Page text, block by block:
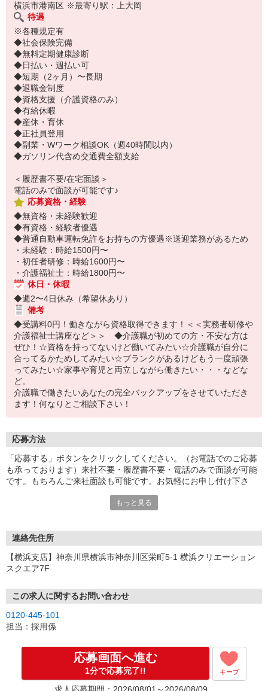
横浜市港南区 ※最寄り駅：上大岡
待遇
※各種規定有
◆社会保険完備
◆無料定期健康診断
◆日払い・週払い可
◆短期（2ヶ月）〜長期
◆退職金制度
◆資格支援（介護資格のみ）
◆有給休暇
◆産休・育休
◆正社員登用
◆副業・Wワーク相談OK（週40時間以内）
◆ガソリン代含め交通費全額支給
＜履歴書不要/在宅面談＞
電話のみで面談が可能です♪
応募資格・経験
◆無資格・未経験歓迎
◆有資格・経験者優遇
◆普通自動車運転免許をお持ちの方優遇※送迎業務があるため
・未経験：時給1500円〜
・初任者研修：時給1600円〜
・介護福祉士：時給1800円〜
休日・休暇
◆週2〜4日休み（希望休あり）
備考
◆受講料0円！働きながら資格取得できます！＜＜実務者研修や
介護福祉士講座など＞＞ ◆介護職が初めての方・不安な方は
ぜひ！☆資格を持ってないけど働いてみたい☆介護職が自分に
合ってるかためしてみたい☆ブランクがあるけどもう一度頑張
ってみたい☆家事や育児と両立しながら働きたい・・・などな
ど。
介護職で働きたいあなたの完全バックアップをさせていただき
ます！何なりとご相談下さい！
応募方法
「応募する」ボタンをクリックしてください。（お電話でのご応募
も承っております）来社不要・履歴書不要・電話のみで面談が可能
です。もちろんご来社面談も可能です。お気軽にお申し付け下さ
もっと見る
連絡先住所
【横浜支店】神奈川県横浜市神奈川区栄町5-1 横浜クリエーション
スクエア7F
この求人に関するお問い合わせ
0120-445-101
担当：採用係
応募画面へ進む
1分で応募完了!! キープ